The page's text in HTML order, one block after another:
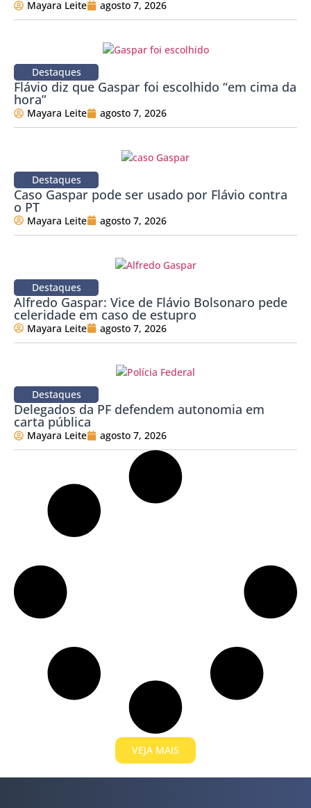
Mayara Leite agosto 7, 2026
Destaques
Flávio diz que Gaspar foi escolhido “em cima da
hora”
Mayara Leite agosto 7, 2026
Destaques
Caso Gaspar pode ser usado por Flávio contra
o PT
Mayara Leite agosto 7, 2026
Destaques
Alfredo Gaspar: Vice de Flávio Bolsonaro pede
celeridade em caso de estupro
Mayara Leite agosto 7, 2026
Destaques
Delegados da PF defendem autonomia em
carta pública
Mayara Leite agosto 7, 2026
VEJA MAIS